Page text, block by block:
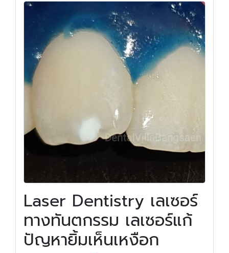
Laser Dentistry เลเซอร์
ทางทันตกรรม เลเซอร์แก้
ปัญหายิ้มเห็นเหงือก